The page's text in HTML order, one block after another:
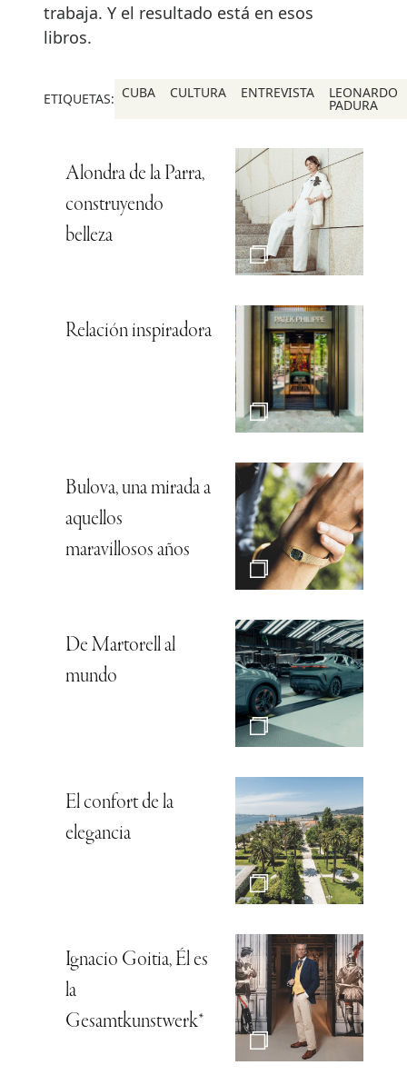
trabaja. Y el resultado está en esos
libros.
ETIQUETAS: CUBA CULTURA ENTREVISTA LEONARDO
PADURA
Alondra de la Parra,
construyendo
belleza
Relación inspiradora
Bulova, una mirada a
aquellos
maravillosos años
De Martorell al
mundo
El confort de la
elegancia
Ignacio Goitia, Él es
la
Gesamtkunstwerk*